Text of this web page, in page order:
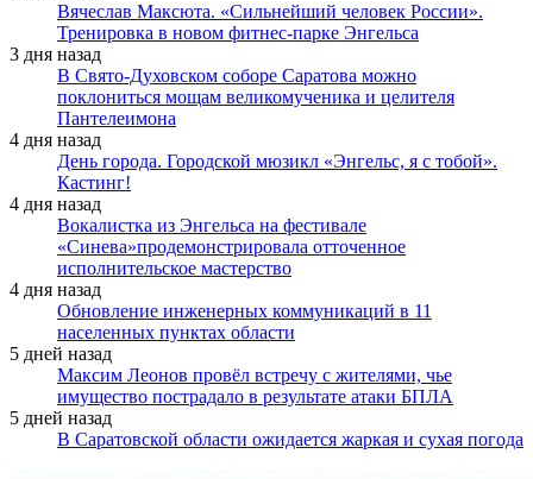
Вячеслав Максюта. «Сильнейший человек России».
Тренировка в новом фитнес-парке Энгельса
3 дня назад
В Свято-Духовском соборе Саратова можно
поклониться мощам великомученика и целителя
Пантелеимона
4 дня назад
День города. Городской мюзикл «Энгельс, я с тобой».
Кастинг!
4 дня назад
Вокалистка из Энгельса на фестивале
«Синева»продемонстрировала отточенное
исполнительское мастерство
4 дня назад
Обновление инженерных коммуникаций в 11
населенных пунктах области
5 дней назад
Максим Леонов провёл встречу с жителями, чье
имущество пострадало в результате атаки БПЛА
5 дней назад
В Саратовской области ожидается жаркая и сухая погода